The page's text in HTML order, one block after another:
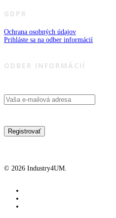
GDPR
Ochrana osobných údajov
Prihláste sa na odber informácií
ODBER INFORMÁCIÍ
© 2026 Industry4UM.